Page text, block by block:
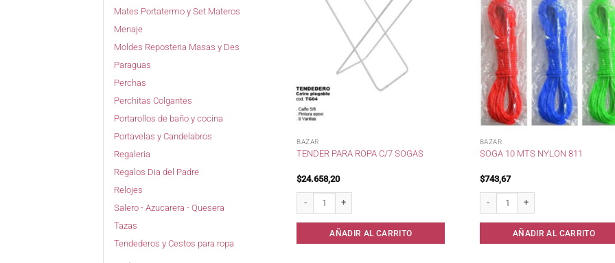
Mates Portatermo y Set Materos
Menaje
Moldes Reposteria Masas y Des
Paraguas
Perchas
Perchitas Colgantes
Portarollos de baño y cocina
Portavelas y Candelabros
Regaleria
Regalos Dia del Padre
Relojes
Salero - Azucarera - Quesera
Tazas
Tendederos y Cestos para ropa
BAZAR
TENDER PARA ROPA C/7 SOGAS
$24.658,20
AÑADIR AL CARRITO
BAZAR
SOGA 10 MTS NYLON 811
$743,67
AÑADIR AL CARRITO